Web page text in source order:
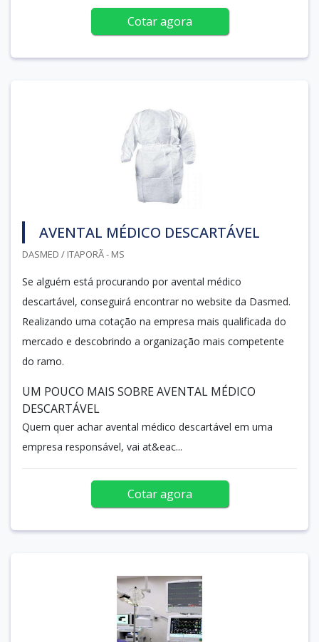
Cotar agora
AVENTAL MÉDICO DESCARTÁVEL
DASMED / ITAPORÃ - MS
Se alguém está procurando por avental médico
descartável, conseguirá encontrar no website da Dasmed.
Realizando uma cotação na empresa mais qualificada do
mercado e descobrindo a organização mais competente
do ramo.
UM POUCO MAIS SOBRE AVENTAL MÉDICO
DESCARTÁVEL
Quem quer achar avental médico descartável em uma
empresa responsável, vai at&eac...
Cotar agora